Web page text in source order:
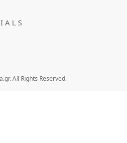
All Rights Reserved.